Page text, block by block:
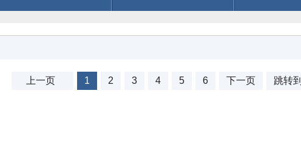
上一页 1 2 3 4 5 6 下一页 跳转到